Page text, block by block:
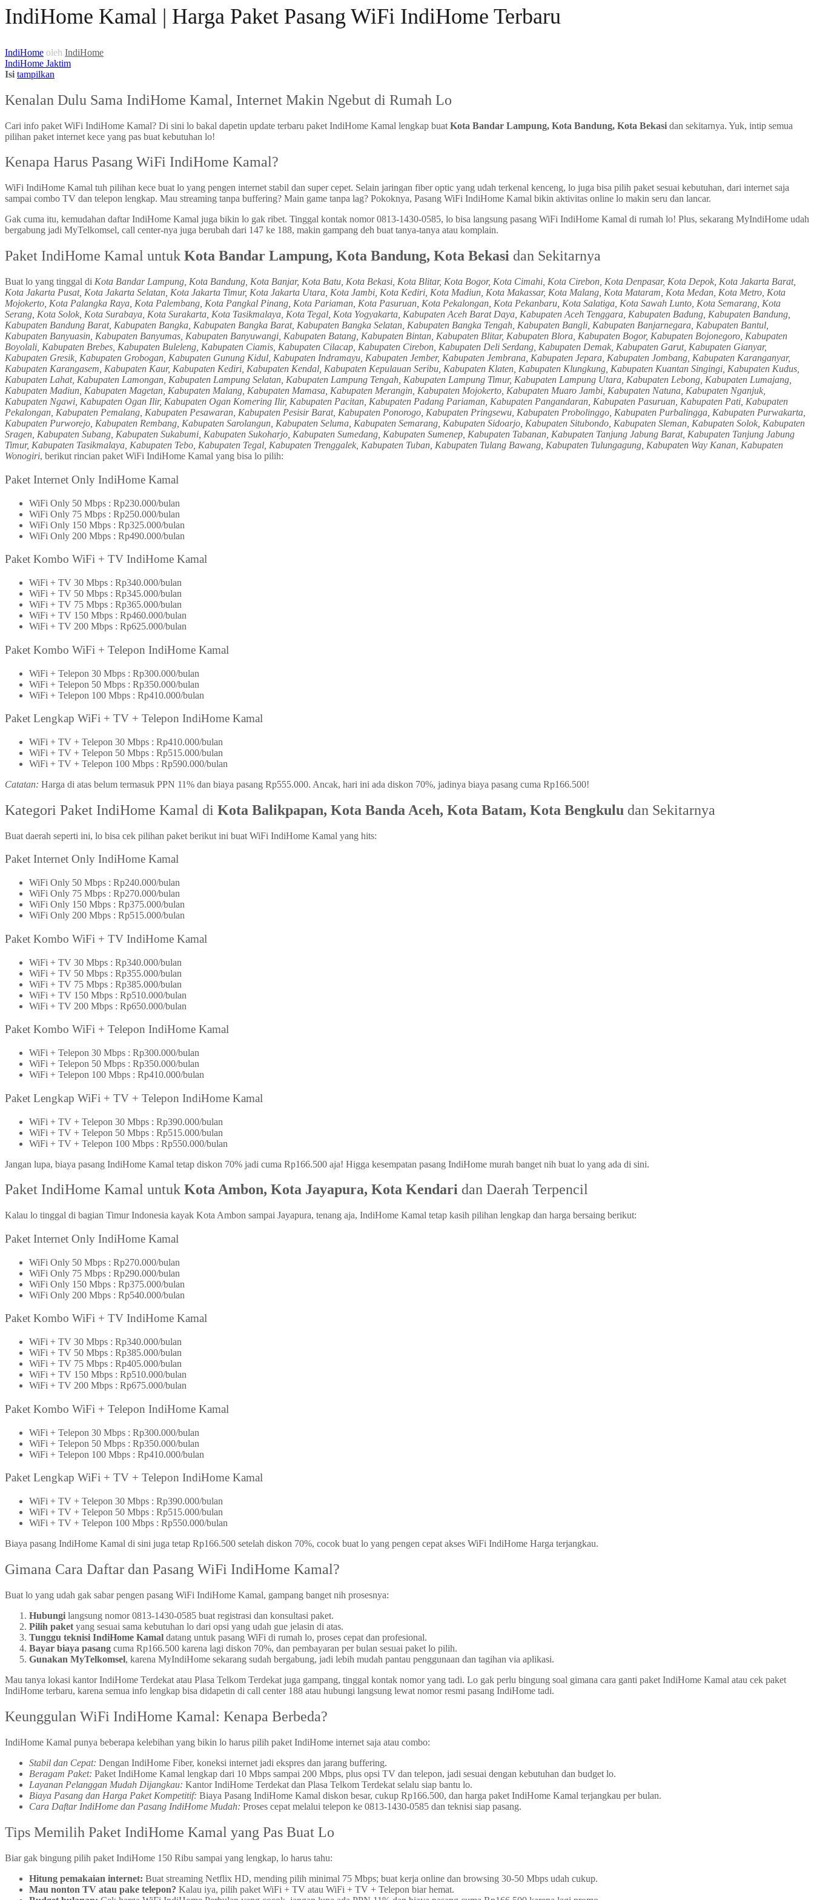
IndiHome Kamal | Harga Paket Pasang WiFi IndiHome Terbaru
IndiHome oleh IndiHome
IndiHome Jaktim
Isi tampilkan
Kenalan Dulu Sama IndiHome Kamal, Internet Makin Ngebut di Rumah Lo
Cari info paket WiFi IndiHome Kamal? Di sini lo bakal dapetin update terbaru paket IndiHome Kamal lengkap buat Kota Bandar Lampung, Kota Bandung, Kota Bekasi dan sekitarnya. Yuk, intip semua
pilihan paket internet kece yang pas buat kebutuhan lo!
Kenapa Harus Pasang WiFi IndiHome Kamal?
WiFi IndiHome Kamal tuh pilihan kece buat lo yang pengen internet stabil dan super cepet. Selain jaringan fiber optic yang udah terkenal kenceng, lo juga bisa pilih paket sesuai kebutuhan, dari internet saja
sampai combo TV dan telepon lengkap. Mau streaming tanpa buffering? Main game tanpa lag? Pokoknya, Pasang WiFi IndiHome Kamal bikin aktivitas online lo makin seru dan lancar.
Gak cuma itu, kemudahan daftar IndiHome Kamal juga bikin lo gak ribet. Tinggal kontak nomor 0813-1430-0585, lo bisa langsung pasang WiFi IndiHome Kamal di rumah lo! Plus, sekarang MyIndiHome udah
bergabung jadi MyTelkomsel, call center-nya juga berubah dari 147 ke 188, makin gampang deh buat tanya-tanya atau komplain.
Paket IndiHome Kamal untuk Kota Bandar Lampung, Kota Bandung, Kota Bekasi dan Sekitarnya
Buat lo yang tinggal di Kota Bandar Lampung, Kota Bandung, Kota Banjar, Kota Batu, Kota Bekasi, Kota Blitar, Kota Bogor, Kota Cimahi, Kota Cirebon, Kota Denpasar, Kota Depok, Kota Jakarta Barat,
Kota Jakarta Pusat, Kota Jakarta Selatan, Kota Jakarta Timur, Kota Jakarta Utara, Kota Jambi, Kota Kediri, Kota Madiun, Kota Makassar, Kota Malang, Kota Mataram, Kota Medan, Kota Metro, Kota
Mojokerto, Kota Palangka Raya, Kota Palembang, Kota Pangkal Pinang, Kota Pariaman, Kota Pasuruan, Kota Pekalongan, Kota Pekanbaru, Kota Salatiga, Kota Sawah Lunto, Kota Semarang, Kota
Serang, Kota Solok, Kota Surabaya, Kota Surakarta, Kota Tasikmalaya, Kota Tegal, Kota Yogyakarta, Kabupaten Aceh Barat Daya, Kabupaten Aceh Tenggara, Kabupaten Badung, Kabupaten Bandung,
Kabupaten Bandung Barat, Kabupaten Bangka, Kabupaten Bangka Barat, Kabupaten Bangka Selatan, Kabupaten Bangka Tengah, Kabupaten Bangli, Kabupaten Banjarnegara, Kabupaten Bantul,
Kabupaten Banyuasin, Kabupaten Banyumas, Kabupaten Banyuwangi, Kabupaten Batang, Kabupaten Bintan, Kabupaten Blitar, Kabupaten Blora, Kabupaten Bogor, Kabupaten Bojonegoro, Kabupaten
Boyolali, Kabupaten Brebes, Kabupaten Buleleng, Kabupaten Ciamis, Kabupaten Cilacap, Kabupaten Cirebon, Kabupaten Deli Serdang, Kabupaten Demak, Kabupaten Garut, Kabupaten Gianyar,
Kabupaten Gresik, Kabupaten Grobogan, Kabupaten Gunung Kidul, Kabupaten Indramayu, Kabupaten Jember, Kabupaten Jembrana, Kabupaten Jepara, Kabupaten Jombang, Kabupaten Karanganyar,
Kabupaten Karangasem, Kabupaten Kaur, Kabupaten Kediri, Kabupaten Kendal, Kabupaten Kepulauan Seribu, Kabupaten Klaten, Kabupaten Klungkung, Kabupaten Kuantan Singingi, Kabupaten Kudus,
Kabupaten Lahat, Kabupaten Lamongan, Kabupaten Lampung Selatan, Kabupaten Lampung Tengah, Kabupaten Lampung Timur, Kabupaten Lampung Utara, Kabupaten Lebong, Kabupaten Lumajang,
Kabupaten Madiun, Kabupaten Magetan, Kabupaten Malang, Kabupaten Mamasa, Kabupaten Merangin, Kabupaten Mojokerto, Kabupaten Muaro Jambi, Kabupaten Natuna, Kabupaten Nganjuk,
Kabupaten Ngawi, Kabupaten Ogan Ilir, Kabupaten Ogan Komering Ilir, Kabupaten Pacitan, Kabupaten Padang Pariaman, Kabupaten Pangandaran, Kabupaten Pasuruan, Kabupaten Pati, Kabupaten
Pekalongan, Kabupaten Pemalang, Kabupaten Pesawaran, Kabupaten Pesisir Barat, Kabupaten Ponorogo, Kabupaten Pringsewu, Kabupaten Probolinggo, Kabupaten Purbalingga, Kabupaten Purwakarta,
Kabupaten Purworejo, Kabupaten Rembang, Kabupaten Sarolangun, Kabupaten Seluma, Kabupaten Semarang, Kabupaten Sidoarjo, Kabupaten Situbondo, Kabupaten Sleman, Kabupaten Solok, Kabupaten
Sragen, Kabupaten Subang, Kabupaten Sukabumi, Kabupaten Sukoharjo, Kabupaten Sumedang, Kabupaten Sumenep, Kabupaten Tabanan, Kabupaten Tanjung Jabung Barat, Kabupaten Tanjung Jabung
Timur, Kabupaten Tasikmalaya, Kabupaten Tebo, Kabupaten Tegal, Kabupaten Trenggalek, Kabupaten Tuban, Kabupaten Tulang Bawang, Kabupaten Tulungagung, Kabupaten Way Kanan, Kabupaten
Wonogiri, berikut rincian paket WiFi IndiHome Kamal yang bisa lo pilih:
Paket Internet Only IndiHome Kamal
WiFi Only 50 Mbps : Rp230.000/bulan
WiFi Only 75 Mbps : Rp250.000/bulan
WiFi Only 150 Mbps : Rp325.000/bulan
WiFi Only 200 Mbps : Rp490.000/bulan
Paket Kombo WiFi + TV IndiHome Kamal
WiFi + TV 30 Mbps : Rp340.000/bulan
WiFi + TV 50 Mbps : Rp345.000/bulan
WiFi + TV 75 Mbps : Rp365.000/bulan
WiFi + TV 150 Mbps : Rp460.000/bulan
WiFi + TV 200 Mbps : Rp625.000/bulan
Paket Kombo WiFi + Telepon IndiHome Kamal
WiFi + Telepon 30 Mbps : Rp300.000/bulan
WiFi + Telepon 50 Mbps : Rp350.000/bulan
WiFi + Telepon 100 Mbps : Rp410.000/bulan
Paket Lengkap WiFi + TV + Telepon IndiHome Kamal
WiFi + TV + Telepon 30 Mbps : Rp410.000/bulan
WiFi + TV + Telepon 50 Mbps : Rp515.000/bulan
WiFi + TV + Telepon 100 Mbps : Rp590.000/bulan
Catatan: Harga di atas belum termasuk PPN 11% dan biaya pasang Rp555.000. Ancak, hari ini ada diskon 70%, jadinya biaya pasang cuma Rp166.500!
Kategori Paket IndiHome Kamal di Kota Balikpapan, Kota Banda Aceh, Kota Batam, Kota Bengkulu dan Sekitarnya
Buat daerah seperti ini, lo bisa cek pilihan paket berikut ini buat WiFi IndiHome Kamal yang hits:
Paket Internet Only IndiHome Kamal
WiFi Only 50 Mbps : Rp240.000/bulan
WiFi Only 75 Mbps : Rp270.000/bulan
WiFi Only 150 Mbps : Rp375.000/bulan
WiFi Only 200 Mbps : Rp515.000/bulan
Paket Kombo WiFi + TV IndiHome Kamal
WiFi + TV 30 Mbps : Rp340.000/bulan
WiFi + TV 50 Mbps : Rp355.000/bulan
WiFi + TV 75 Mbps : Rp385.000/bulan
WiFi + TV 150 Mbps : Rp510.000/bulan
WiFi + TV 200 Mbps : Rp650.000/bulan
Paket Kombo WiFi + Telepon IndiHome Kamal
WiFi + Telepon 30 Mbps : Rp300.000/bulan
WiFi + Telepon 50 Mbps : Rp350.000/bulan
WiFi + Telepon 100 Mbps : Rp410.000/bulan
Paket Lengkap WiFi + TV + Telepon IndiHome Kamal
WiFi + TV + Telepon 30 Mbps : Rp390.000/bulan
WiFi + TV + Telepon 50 Mbps : Rp515.000/bulan
WiFi + TV + Telepon 100 Mbps : Rp550.000/bulan
Jangan lupa, biaya pasang IndiHome Kamal tetap diskon 70% jadi cuma Rp166.500 aja! Higga kesempatan pasang IndiHome murah banget nih buat lo yang ada di sini.
Paket IndiHome Kamal untuk Kota Ambon, Kota Jayapura, Kota Kendari dan Daerah Terpencil
Kalau lo tinggal di bagian Timur Indonesia kayak Kota Ambon sampai Jayapura, tenang aja, IndiHome Kamal tetap kasih pilihan lengkap dan harga bersaing berikut:
Paket Internet Only IndiHome Kamal
WiFi Only 50 Mbps : Rp270.000/bulan
WiFi Only 75 Mbps : Rp290.000/bulan
WiFi Only 150 Mbps : Rp375.000/bulan
WiFi Only 200 Mbps : Rp540.000/bulan
Paket Kombo WiFi + TV IndiHome Kamal
WiFi + TV 30 Mbps : Rp340.000/bulan
WiFi + TV 50 Mbps : Rp385.000/bulan
WiFi + TV 75 Mbps : Rp405.000/bulan
WiFi + TV 150 Mbps : Rp510.000/bulan
WiFi + TV 200 Mbps : Rp675.000/bulan
Paket Kombo WiFi + Telepon IndiHome Kamal
WiFi + Telepon 30 Mbps : Rp300.000/bulan
WiFi + Telepon 50 Mbps : Rp350.000/bulan
WiFi + Telepon 100 Mbps : Rp410.000/bulan
Paket Lengkap WiFi + TV + Telepon IndiHome Kamal
WiFi + TV + Telepon 30 Mbps : Rp390.000/bulan
WiFi + TV + Telepon 50 Mbps : Rp515.000/bulan
WiFi + TV + Telepon 100 Mbps : Rp550.000/bulan
Biaya pasang IndiHome Kamal di sini juga tetap Rp166.500 setelah diskon 70%, cocok buat lo yang pengen cepat akses WiFi IndiHome Harga terjangkau.
Gimana Cara Daftar dan Pasang WiFi IndiHome Kamal?
Buat lo yang udah gak sabar pengen pasang WiFi IndiHome Kamal, gampang banget nih prosesnya:
Hubungi langsung nomor 0813-1430-0585 buat registrasi dan konsultasi paket.
Pilih paket yang sesuai sama kebutuhan lo dari opsi yang udah gue jelasin di atas.
Tunggu teknisi IndiHome Kamal datang untuk pasang WiFi di rumah lo, proses cepat dan profesional.
Bayar biaya pasang cuma Rp166.500 karena lagi diskon 70%, dan pembayaran per bulan sesuai paket lo pilih.
Gunakan MyTelkomsel, karena MyIndiHome sekarang sudah bergabung, jadi lebih mudah pantau penggunaan dan tagihan via aplikasi.
Mau tanya lokasi kantor IndiHome Terdekat atau Plasa Telkom Terdekat juga gampang, tinggal kontak nomor yang tadi. Lo gak perlu bingung soal gimana cara ganti paket IndiHome Kamal atau cek paket
IndiHome terbaru, karena semua info lengkap bisa didapetin di call center 188 atau hubungi langsung lewat nomor resmi pasang IndiHome tadi.
Keunggulan WiFi IndiHome Kamal: Kenapa Berbeda?
IndiHome Kamal punya beberapa kelebihan yang bikin lo harus pilih paket IndiHome internet saja atau combo:
Stabil dan Cepat: Dengan IndiHome Fiber, koneksi internet jadi ekspres dan jarang buffering.
Beragam Paket: Paket IndiHome Kamal lengkap dari 10 Mbps sampai 200 Mbps, plus opsi TV dan telepon, jadi sesuai dengan kebutuhan dan budget lo.
Layanan Pelanggan Mudah Dijangkau: Kantor IndiHome Terdekat dan Plasa Telkom Terdekat selalu siap bantu lo.
Biaya Pasang dan Harga Paket Kompetitif: Biaya Pasang IndiHome Kamal diskon besar, cukup Rp166.500, dan harga paket IndiHome Kamal terjangkau per bulan.
Cara Daftar IndiHome dan Pasang IndiHome Mudah: Proses cepat melalui telepon ke 0813-1430-0585 dan teknisi siap pasang.
Tips Memilih Paket IndiHome Kamal yang Pas Buat Lo
Biar gak bingung pilih paket IndiHome 150 Ribu sampai yang lengkap, lo harus tahu:
Hitung pemakaian internet: Buat streaming Netflix HD, mending pilih minimal 75 Mbps; buat kerja online dan browsing 30-50 Mbps udah cukup.
Mau nonton TV atau pake telepon? Kalau iya, pilih paket WiFi + TV atau WiFi + TV + Telepon biar hemat.